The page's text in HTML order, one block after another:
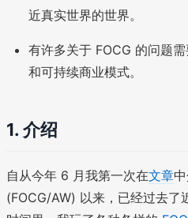
近真实世界的世界。
有许多关于 FOCG 的问题
和可持续商业模式。
1. 介绍
自从今年 6 月我第一次在文章
(FOCG/AW) 以来，已经过去了